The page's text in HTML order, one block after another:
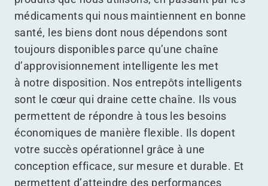
médicaments qui nous maintiennent en bonne
santé, les biens dont nous dépendons sont
toujours disponibles parce qu’une chaîne
d’approvisionnement intelligente les met
à notre disposition. Nos entrepôts intelligents
sont le cœur qui draine cette chaîne. Ils vous
permettent de répondre à tous les besoins
économiques de manière flexible. Ils dopent
votre succès opérationnel grâce à une
conception efficace, sur mesure et durable. Et
permettent d’atteindre des performances